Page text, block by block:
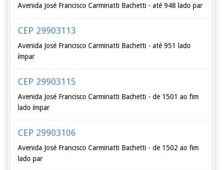
Avenida José Francisco Carminatti Bachetti - até 948 lado par
CEP 29903113
Avenida José Francisco Carminatti Bachetti - até 951 lado
ímpar
CEP 29903115
Avenida José Francisco Carminatti Bachetti - de 1501 ao fim
lado ímpar
CEP 29903106
Avenida José Francisco Carminatti Bachetti - de 1502 ao fim
lado par